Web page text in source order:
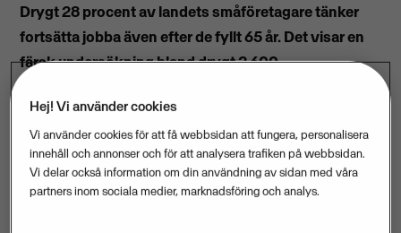
Drygt 28 procent av landets småföretagare tänker
fortsätta jobba även efter de fyllt 65 år. Det visar en
färsk undersökning bland drygt 2 600
I en intervju i gårdagens Dagens Nyheter öppnade
statsminister Fredrik Reinfeldt för ett arbetsliv som kan
sträcka sig till 75 års ålder. Han menar även att man
ska vara beredd att byta karriär mitt i arbetslivet.
Hej! Vi använder cookies
Vi använder cookies för att få webbsidan att fungera, personalisera
innehåll och annonser och för att analysera trafiken på webbsidan.
Vi delar också information om din användning av sidan med våra
partners inom sociala medier, marknadsföring och analys.